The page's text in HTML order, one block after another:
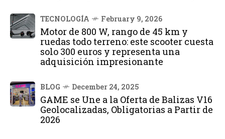
TECNOLOGÍA February 9, 2026
Motor de 800 W, rango de 45 km y
ruedas todo terreno: este scooter cuesta
solo 300 euros y representa una
adquisición impresionante
BLOG December 24, 2025
GAME se Une a la Oferta de Balizas V16
Geolocalizadas, Obligatorias a Partir de
2026